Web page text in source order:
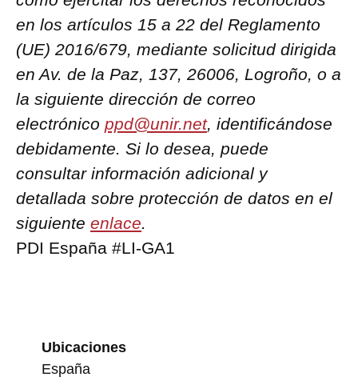
en los artículos 15 a 22 del Reglamento
(UE) 2016/679, mediante solicitud dirigida
en Av. de la Paz, 137, 26006, Logroño, o a
la siguiente dirección de correo
electrónico ppd@unir.net, identificándose
debidamente. Si lo desea, puede
consultar información adicional y
detallada sobre protección de datos en el
siguiente enlace.
PDI España #LI-GA1
Ubicaciones
España